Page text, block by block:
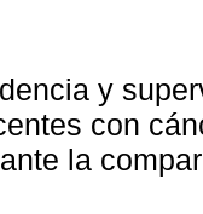
y
con
la